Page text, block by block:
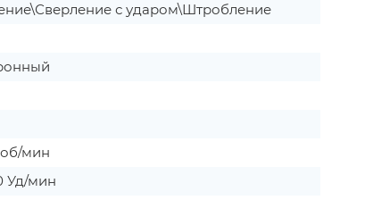
с ударом\Штробление
мин
Уд/мин